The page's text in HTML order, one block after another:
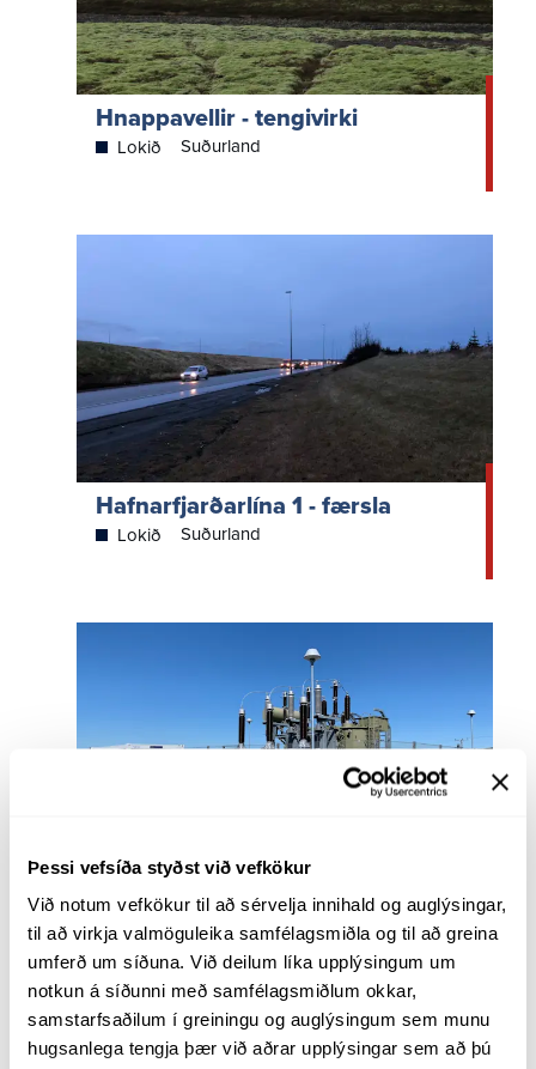
Þessi vefsíða styðst við vefkökur
Við notum vefkökur til að sérvelja innihald og auglýsingar,
til að virkja valmöguleika samfélagsmiðla og til að greina
umferð um síðuna. Við deilum líka upplýsingum um
notkun á síðunni með samfélagsmiðlum okkar,
samstarfsaðilum í greiningu og auglýsingum sem munu
hugsanlega tengja þær við aðrar upplýsingar sem að þú
Hnappavellir - tengivirki
Lokið Suðurland
Hafnarfjarðarlína 1 - færsla
Lokið Suðurland
Laxárvatn - Hnjúkar
Lokið Norðurland